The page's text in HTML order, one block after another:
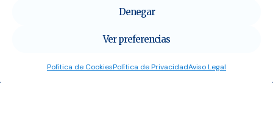
Denegar
Ver preferencias
Política de CookiesPolítica de PrivacidadAviso Legal
Avenida Príncipes de España, 16, Local 9 (Bloque C)
Santa Cruz de Tenerife
C/ Dr. Alberto García Ibáñez, 2